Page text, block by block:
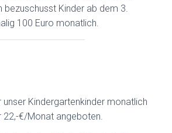
bezuschusst Kinder ab dem 3.
100 Euro monatlich.
unser Kindergartenkinder monatlich
22,-€/Monat angeboten.